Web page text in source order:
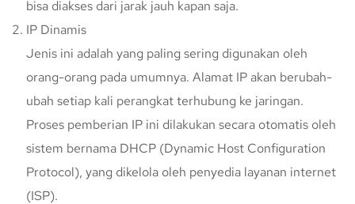
bisa diakses dari jarak jauh kapan saja.
IP Dinamis
Jenis ini adalah yang paling sering digunakan oleh
orang-orang pada umumnya. Alamat IP akan berubah-
ubah setiap kali perangkat terhubung ke jaringan.
Proses pemberian IP ini dilakukan secara otomatis oleh
sistem bernama DHCP (Dynamic Host Configuration
Protocol), yang dikelola oleh penyedia layanan internet
(ISP).